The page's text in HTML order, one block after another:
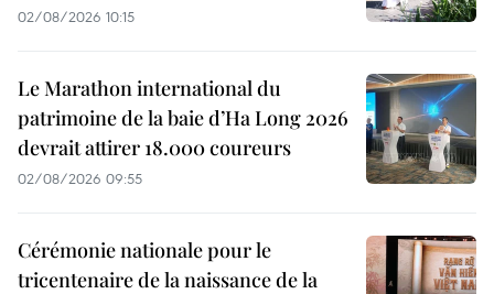
02/08/2026 10:15
Le Marathon international du
patrimoine de la baie d’Ha Long 2026
devrait attirer 18.000 coureurs
02/08/2026 09:55
Cérémonie nationale pour le
tricentenaire de la naissance de la